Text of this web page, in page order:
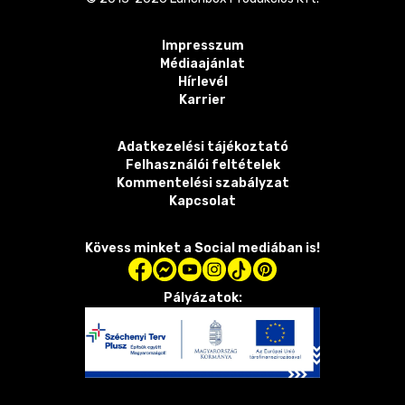
Impresszum
Médiaajánlat
Hírlevél
Karrier
Adatkezelési tájékoztató
Felhasználói feltételek
Kommentelési szabályzat
Kapcsolat
Kövess minket a Social mediában is!
Pályázatok: